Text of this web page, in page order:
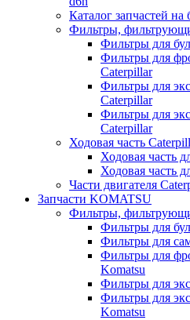
Каталог запчастей на
Фильтры,
Фильтры для
Фильтры для
Caterpillar
Фильтры для
Caterpillar
Фильтры для
Caterpillar
Ходовая часть
Ходовая часть
Ходовая часть
Части двигателя
Запчасти KOMATSU
Фильтры,
Фильтры для
Фильтры для
Фильтры для
Komatsu
Фильтры для
Фильтры для
Komatsu